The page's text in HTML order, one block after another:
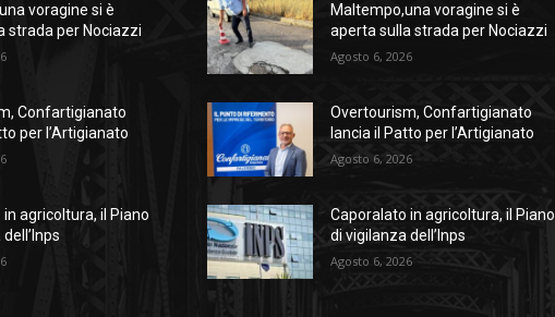
voragine si è
strada per Nociazzi
Confartigianato
per l’Artigianato
agricoltura, il Piano
Maltempo,una voragine si è
aperta sulla strada per Nociazzi
Agosto 6, 2026
Overtourism, Confartigianato
lancia il Patto per l’Artigianato
Agosto 6, 2026
Caporalato in agricoltura, il Piano
di vigilanza dell’Inps
Agosto 6, 2026